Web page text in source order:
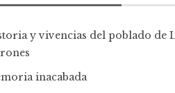
y vivencias del poblado de
inacabada